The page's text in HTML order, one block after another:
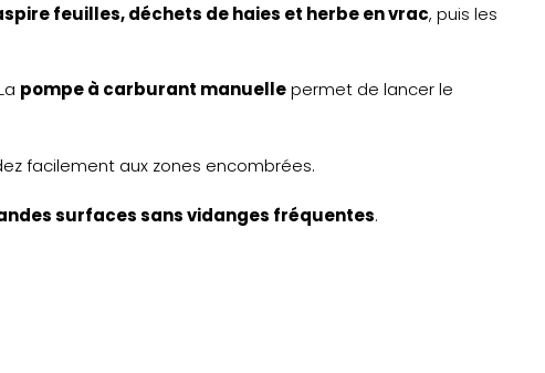
feuilles, déchets de haies et herbe en vrac, puis les
pompe à carburant manuellepermet de lancer le
facilement aux zones encombrées.
surfaces sans vidanges fréquentes.